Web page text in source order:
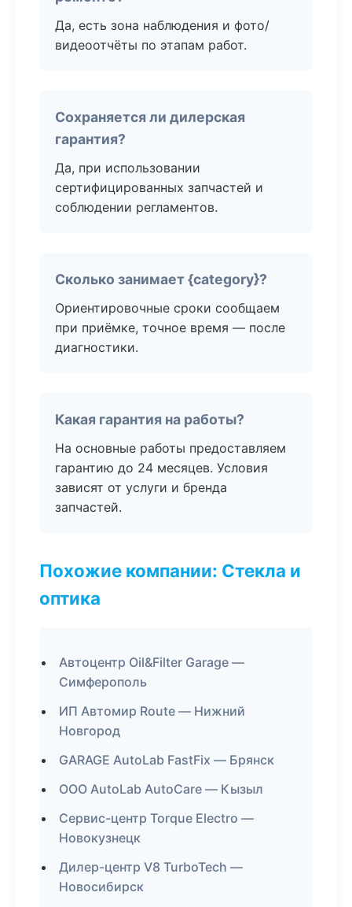
Да, есть зона наблюдения и фото/
видеоотчёты по этапам работ.
Сохраняется ли дилерская
гарантия?
Да, при использовании
сертифицированных запчастей и
соблюдении регламентов.
Сколько занимает {category}?
Ориентировочные сроки сообщаем
при приёмке, точное время — после
диагностики.
Какая гарантия на работы?
На основные работы предоставляем
гарантию до 24 месяцев. Условия
зависят от услуги и бренда
запчастей.
Похожие компании: Стекла и
оптика
Автоцентр Oil&Filter Garage —
Симферополь
ИП Автомир Route — Нижний
Новгород
GARAGE AutoLab FastFix — Брянск
ООО AutoLab AutoCare — Кызыл
Сервис-центр Torque Electro —
Новокузнецк
Дилер-центр V8 TurboTech —
Новосибирск